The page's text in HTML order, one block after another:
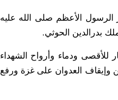
الأعظم صلى الله عليه
بدرالدين الحوثي.
للأقصى ودماء وأرواح الشهداء
وإيقاف العدوان على غزة ورفع